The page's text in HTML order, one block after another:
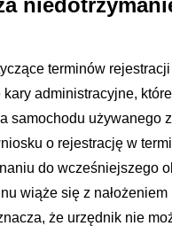
terminów
administracyjne,
samochodu używanego
o rejestrację w
do wcześniejszego
wiąże się z
że urzędnik nie